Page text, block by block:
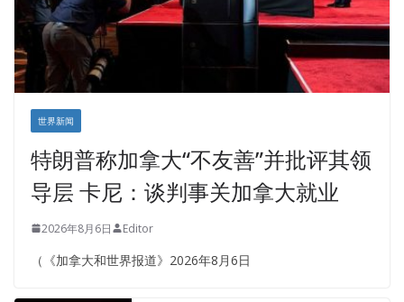
世界新闻
特朗普称加拿大“不友善”并批评其领
导层 卡尼：谈判事关加拿大就业
2026年8月6日 Editor
（《加拿大和世界报道》2026年8月6日